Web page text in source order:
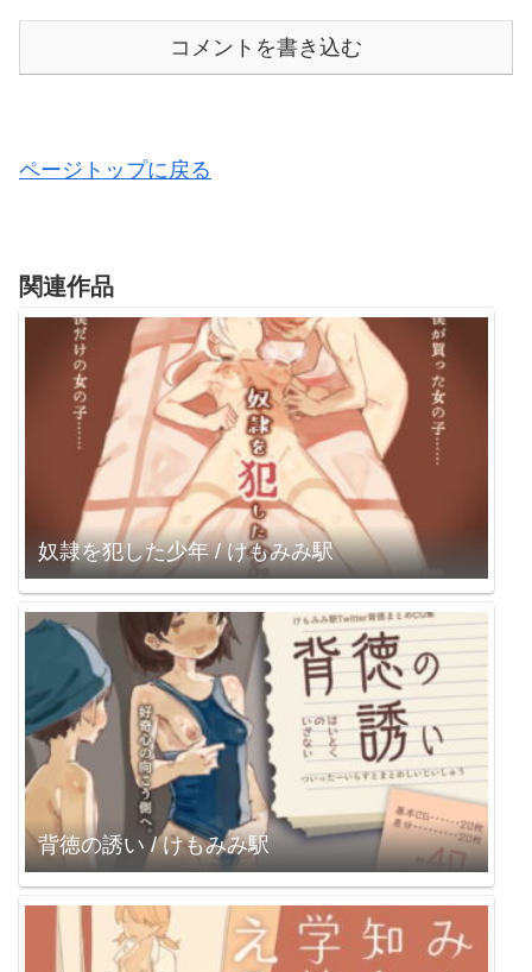
コメントを書き込む
ページトップに戻る
関連作品
奴隷を犯した少年 / けもみみ駅
背徳の誘い / けもみみ駅